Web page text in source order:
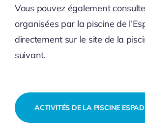
Vous pouvez également
organisées par la piscine de
directement sur le site de la
suivant.
ACTIVITÉS DE LA PISCINE